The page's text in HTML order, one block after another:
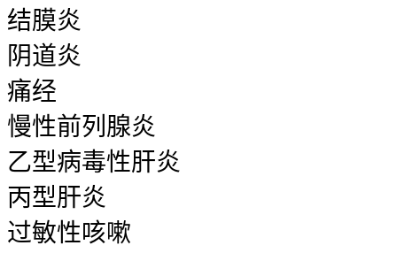
结膜炎
阴道炎
痛经
慢性前列腺炎
乙型病毒性肝炎
丙型肝炎
过敏性咳嗽